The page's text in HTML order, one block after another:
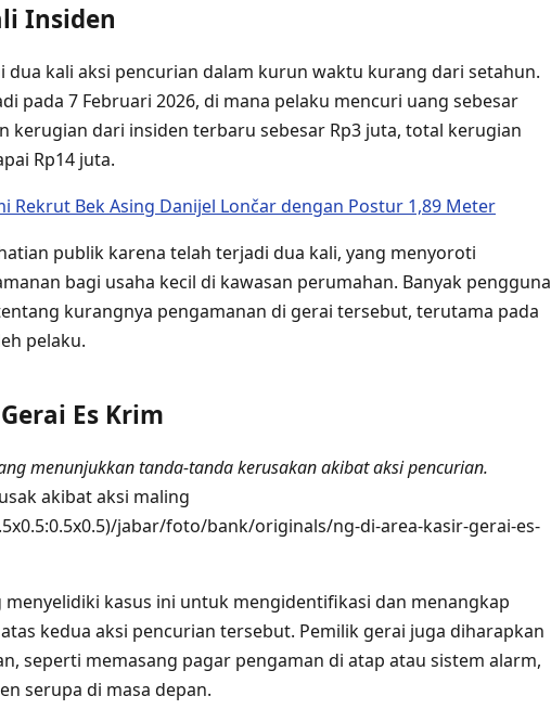
Insiden
dua kali aksi pencurian dalam kurun waktu kurang dari setahun.
pada 7 Februari 2026, di mana pelaku mencuri uang sebesar
kerugian dari insiden terbaru sebesar Rp3 juta, total kerugian
Rp14 juta.
Rekrut Bek Asing Danijel Lončar dengan Postur 1,89 Meter
publik karena telah terjadi dua kali, yang menyoroti
bagi usaha kecil di kawasan perumahan. Banyak pengguna
kurangnya pengamanan di gerai tersebut, terutama pada
pelaku.
Es Krim
menunjukkan tanda-tanda kerusakan akibat aksi pencurian.
jabar/foto/bank/originals/ng-di-area-kasir-gerai-es-
kasus ini untuk mengidentifikasi dan menangkap
kedua aksi pencurian tersebut. Pemilik gerai juga diharapkan
seperti memasang pagar pengaman di atap atau sistem alarm,
serupa di masa depan.